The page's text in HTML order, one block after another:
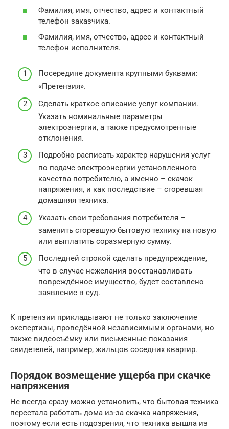
Фамилия, имя, отчество, адрес и контактный
телефон заказчика.
Фамилия, имя, отчество, адрес и контактный
телефон исполнителя.
Посередине документа крупными буквами:
«Претензия».
Сделать краткое описание услуг компании.
Указать номинальные параметры
электроэнергии, а также предусмотренные
отклонения.
Подробно расписать характер нарушения услуг
по подаче электроэнергии установленного
качества потребителю, а именно – скачок
напряжения, и как последствие – сгоревшая
домашняя техника.
Указать свои требования потребителя –
заменить сгоревшую бытовую технику на новую
или выплатить соразмерную сумму.
Последней строкой сделать предупреждение,
что в случае нежелания восстанавливать
повреждённое имущество, будет составлено
заявление в суд.
К претензии прикладывают не только заключение
экспертизы, проведённой независимыми органами, но
также видеосъёмку или письменные показания
свидетелей, например, жильцов соседних квартир.
Порядок возмещение ущерба при скачке
напряжения
Не всегда сразу можно установить, что бытовая техника
перестала работать дома из-за скачка напряжения,
поэтому если есть подозрения, что техника вышла из